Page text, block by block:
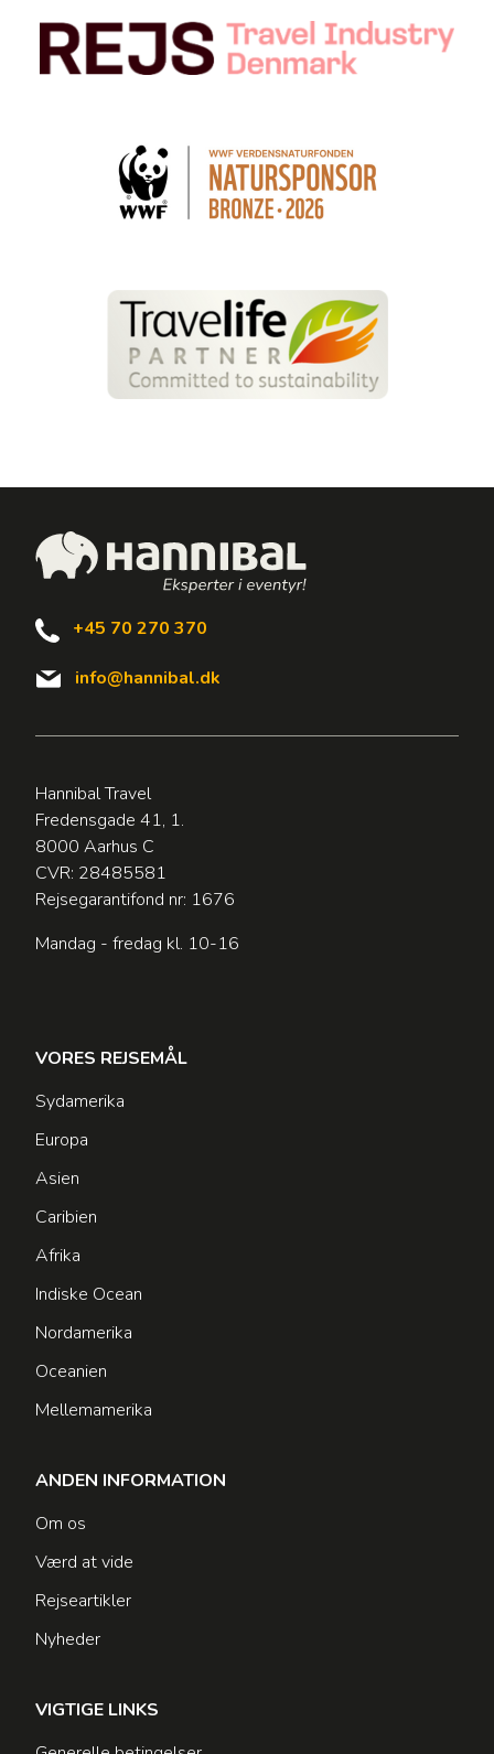
+45 70 270 370
info@hannibal.dk
Hannibal Travel
Fredensgade 41, 1.
8000 Aarhus C
CVR: 28485581
Rejsegarantifond nr: 1676
Mandag - fredag kl. 10-16
VORES REJSEMÅL
Sydamerika
Europa
Asien
Caribien
Afrika
Indiske Ocean
Nordamerika
Oceanien
Mellemamerika
ANDEN INFORMATION
Om os
Værd at vide
Rejseartikler
Nyheder
VIGTIGE LINKS